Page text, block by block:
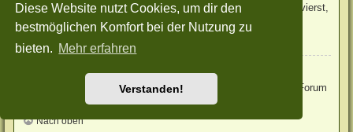
Diese Website nutzt Cookies, um dir den
bestmöglichen Komfort bei der Nutzung zu
bieten. Mehr erfahren
Verstanden!
benachrichtigen, sobald eine Antwort geschrieben wurde“ aktivierst,
wird das Thema ebenfalls für dich abonniert.
Nach oben
Wie kann ich ein Forum abonnieren?
Um ein Forum zu abonnieren, verwende im Forum den Link „Forum
abonnieren“, der sich meist am Ende der Seite befindet.
Nach oben